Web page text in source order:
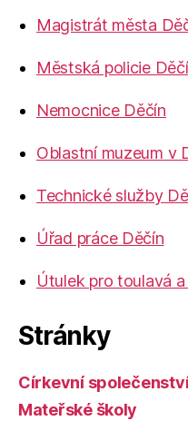
Magistrát města
Městská policie
Nemocnice Děčín
Oblastní muzeum v
Technické služby
Úřad práce Děčín
Útulek pro toulavá
Stránky
Církevní
Mateřské školy